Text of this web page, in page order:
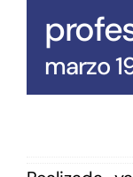
marzo